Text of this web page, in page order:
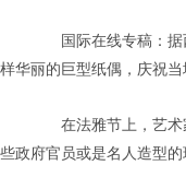
国际在线专稿：据西
样华丽的巨型纸偶，庆祝
在法雅节上，艺术家
些政府官员或是名人造型的